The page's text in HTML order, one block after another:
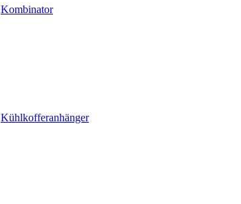
Kombinator
Kühlkofferanhänger